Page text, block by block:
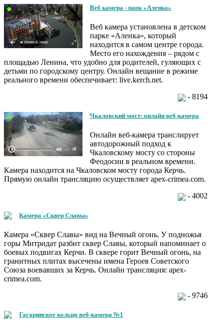
Веб камера - парк «Аленка»
Веб камера установлена в детском
парке «Аленка», который
находится в самом центре города.
Место его нахождения – рядом с
площадью Ленина, что удобно для родителей, гуляющих с
детьми по городскому центру. Онлайн вещание в режиме
реального времени обеспечивает: live.kerch.net.
- 8194
Чкаловский мост: онлайн веб-камера
Онлайн веб-камера транслирует
автодорожный подход к
Чкаловскому мосту со стороны
Феодосии в реальном времени.
Камера находится на Чкаловском мосту города Керчь.
Прямую онлайн трансляцию осуществляет apex-crimea.com.
- 4002
Камера «Сквер Славы»
Камера «Сквер Славы» вид на Вечный огонь. У подножья
горы Митридат разбит сквер Славы, который напоминает о
боевых подвигах Керчи. В сквере горит Вечный огонь, на
гранитных плитах высечены имена Героев Советского
Союза воевавших за Керчь. Онлайн трансляция: apex-
crimea.com.
- 9746
Гагаринское кольцо веб-камера №1